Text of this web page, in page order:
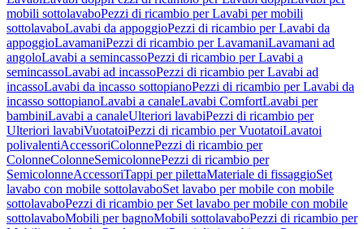
mobili sottolavaboPezzi di ricambio per Lavabi per mobili
sottolavaboLavabi da appoggioPezzi di ricambio per Lavabi da
appoggioLavamaniPezzi di ricambio per LavamaniLavamani ad
angoloLavabi a semincassoPezzi di ricambio per Lavabi a
semincassoLavabi ad incassoPezzi di ricambio per Lavabi ad
incassoLavabi da incasso sottopianoPezzi di ricambio per Lavabi da
incasso sottopianoLavabi a canaleLavabi ComfortLavabi per
bambiniLavabi a canaleUlteriori lavabiPezzi di ricambio per
Ulteriori lavabiVuotatoiPezzi di ricambio per VuotatoiLavatoi
polivalentiAccessoriColonnePezzi di ricambio per
ColonneColonneSemicolonnePezzi di ricambio per
SemicolonneAccessoriTappi per pilettaMateriale di fissaggioSet
lavabo con mobile sottolavaboSet lavabo per mobile con mobile
sottolavaboPezzi di ricambio per Set lavabo per mobile con mobile
sottolavaboMobili per bagnoMobili sottolavaboPezzi di ricambio per